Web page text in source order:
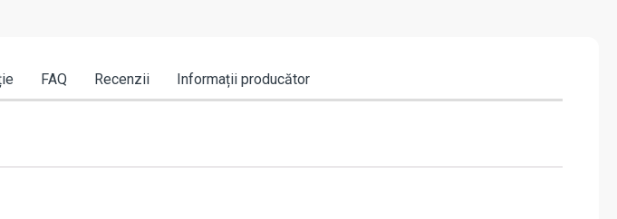
FAQ Recenzii Informații producător